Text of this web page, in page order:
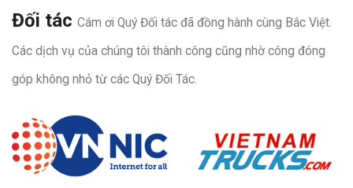
Đối tác Cám ơi Quý Đối tác đã đồng hành cùng Bắc Việt.
Các dịch vụ của chúng tôi thành công cũng nhờ công đóng
góp không nhỏ từ các Quý Đối Tác.